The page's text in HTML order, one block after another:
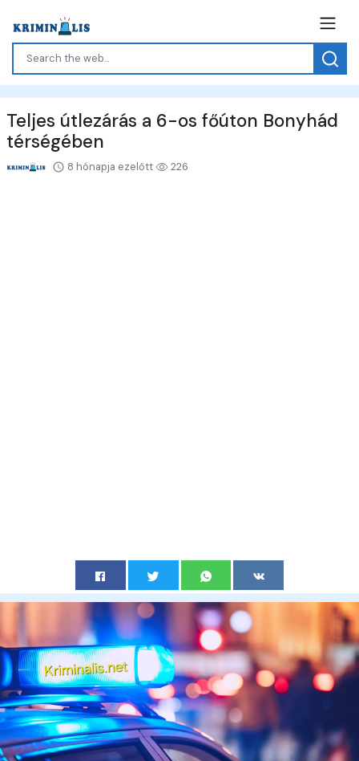
Teljes útlezárás a 6-os főúton Bonyhád
térségében
8 hónapja ezelőtt 226